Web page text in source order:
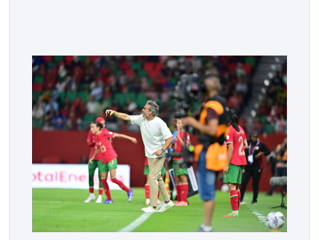
نهائيات كأس العالم 2030. ​وكشف مصدر مطلع أن هذا
الغلاف المالي يندرج في إطار الحصة رقم 7 من القائمة
الإجمالية لطلبات العروض […]